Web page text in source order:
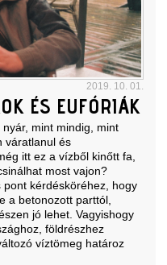
2019. 10. 01.
ÉS EUFÓRIÁK
mint mindig, mint
váratlanul és
itt ez a vízből kinőtt fa,
most vajon?
pont kérdésköréhez, hogy
a betonozott parttól,
jó lehet. Vagyishogy
földrészhez
víztömeg határoz